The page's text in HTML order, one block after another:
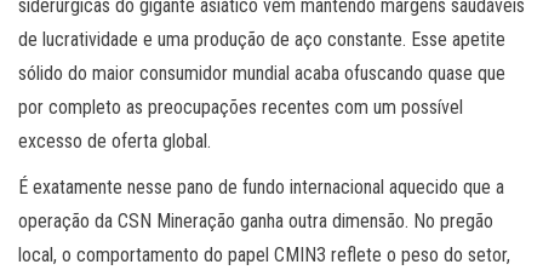
siderúrgicas do gigante asiático vêm mantendo margens saudáveis
de lucratividade e uma produção de aço constante. Esse apetite
sólido do maior consumidor mundial acaba ofuscando quase que
por completo as preocupações recentes com um possível
excesso de oferta global.
É exatamente nesse pano de fundo internacional aquecido que a
operação da CSN Mineração ganha outra dimensão. No pregão
local, o comportamento do papel CMIN3 reflete o peso do setor,